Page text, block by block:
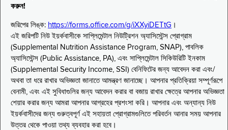
করুন!
জরিপের লিঙ্ক: https://forms.office.com/g/iXXyiDETtG ।
এই জরিপটি নিউ ইয়র্কবাসীকে সাপ্লিমেন্টাল নিউট্রিশন অ্যাসিস্টেন্স প্রোগ্রাম
(Supplemental Nutrition Assistance Program, SNAP), পাবলিক
অ্যাসিস্টেন্স (Public Assistance, PA), এবং সাপ্লিমেন্টাল সিকিউরিটি ইনকাম
(Supplemental Security Income, SSI) বেনিফিটের জন্য আবেদন করা এবং/
অথবা তা ধরে রাখার অভিজ্ঞতা জানাতে আমন্ত্রণ জানাচ্ছে। আপনার প্রতিক্রিয়া সম্পূর্ণরূপে
বেনামী, এবং এই সুবিধাগুলির জন্য আবেদন করার বা বজায় রাখার ক্ষেত্রে আপনার অভিজ্ঞতা
শেয়ার করার জন্য আমরা আপনার আগ্রহের প্রশংসা করি। আপনার এবং অন্যান্য নিউ
ইয়র্কবাসীদের জন্য গুরুত্বপূর্ণ এই সহায়তা প্রোগ্রামগুলিতে পরিবর্তন আনার সময় আপনার
উত্তর থেকে পাওয়া তথ্য ব্যবহার করা হবে।